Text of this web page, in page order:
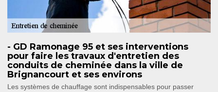
- GD Ramonage 95 et ses interventions
pour faire les travaux d'entretien des
conduits de cheminée dans la ville de
Brignancourt et ses environs
Les systèmes de chauffage sont indispensables pour passer